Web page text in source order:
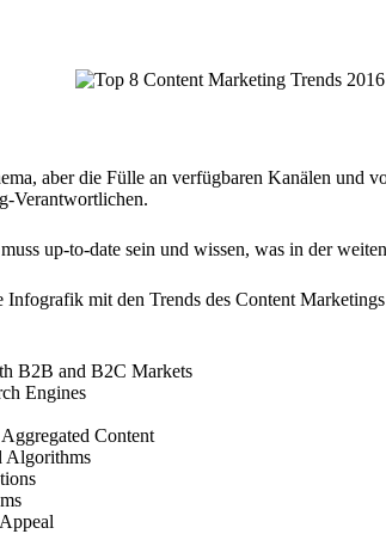
aber die Fülle an verfügbaren Kanälen und
Verantwortlichen.
up-to-date sein und wissen, was in der
Infografik mit den Trends des Content
B2B and B2C Markets
Engines
Content
Algorithms